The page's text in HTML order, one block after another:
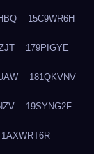
15C9WR6H
179PIGYE
181QKVNV
19SYNG2F
1AXWRT6R